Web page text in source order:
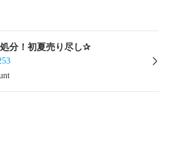
分！初夏売り尽し✰︎